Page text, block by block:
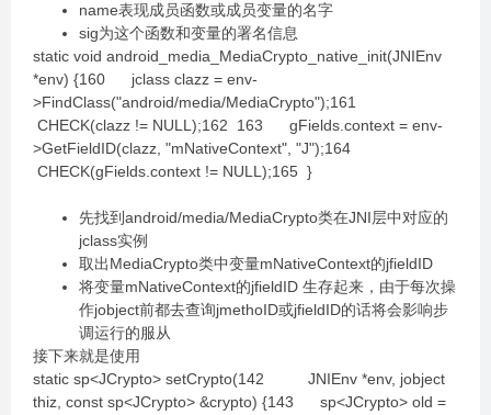
name表现成员函数或成员变量的名字
sig为这个函数和变量的署名信息
static void android_media_MediaCrypto_native_init(JNIEnv
*env) {160 jclass clazz = env-
>FindClass("android/media/MediaCrypto");161
CHECK(clazz != NULL);162 163 gFields.context = env-
>GetFieldID(clazz, "mNativeContext", "J");164
CHECK(gFields.context != NULL);165 }
先找到android/media/MediaCrypto类在JNI层中对应的
jclass实例
取出MediaCrypto类中变量mNativeContext的jfieldID
将变量mNativeContext的jfieldID 生存起来，由于每次操
作jobject前都去查询jmethoID或jfieldID的话将会影响步
调运行的服从
接下来就是使用
static sp<JCrypto> setCrypto(142 JNIEnv *env, jobject
thiz, const sp<JCrypto> &crypto) {143 sp<JCrypto> old =